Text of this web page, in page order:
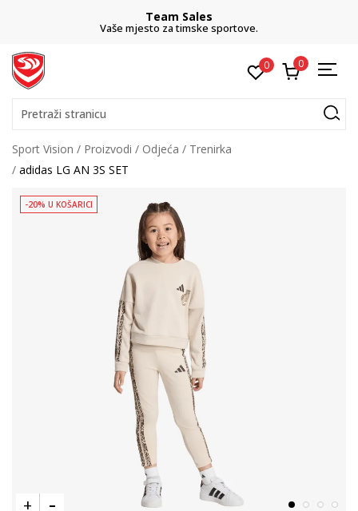
Team Sales
Vaše mjesto za timske sportove.
0 0
Pretraži stranicu
Sport Vision Proizvodi Odjeća
Trenirka
adidas LG AN 3S SET
-20% U KOŠARICI